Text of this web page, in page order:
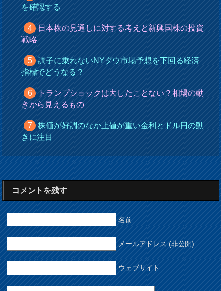
を確認する
日本株の見通しに対する考えと新興国株の投資
戦略
調子に乗れないNYダウ市場予想を下回る経済
指標でどうなる？
トランプショックは大したことない？相場の動
きから見えるもの
株価が好調のなか上値が重い金利とドル円の動
きに注目
コメントを残す
名前
メールアドレス (非公開)
ウェブサイト